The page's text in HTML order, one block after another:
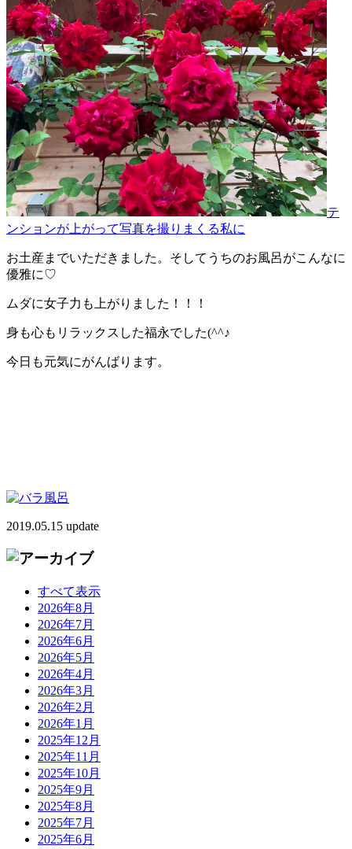
テ
ンションが上がって写真を撮りまくる私に
お土産までいただきました。そしてうちのお風呂がこんなに
優雅に♡
ムダに女子力も上がりました！！！
身も心もリラックスした福永でした(^^♪
今日も元気にがんばります。
2019.05.15 update
すべて表示
2026年8月
2026年7月
2026年6月
2026年5月
2026年4月
2026年3月
2026年2月
2026年1月
2025年12月
2025年11月
2025年10月
2025年9月
2025年8月
2025年7月
2025年6月